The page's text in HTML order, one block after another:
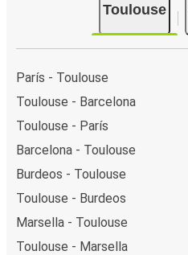
Toulouse
París - Toulouse
Toulouse - Barcelona
Toulouse - París
Barcelona - Toulouse
Burdeos - Toulouse
Toulouse - Burdeos
Marsella - Toulouse
Toulouse - Marsella